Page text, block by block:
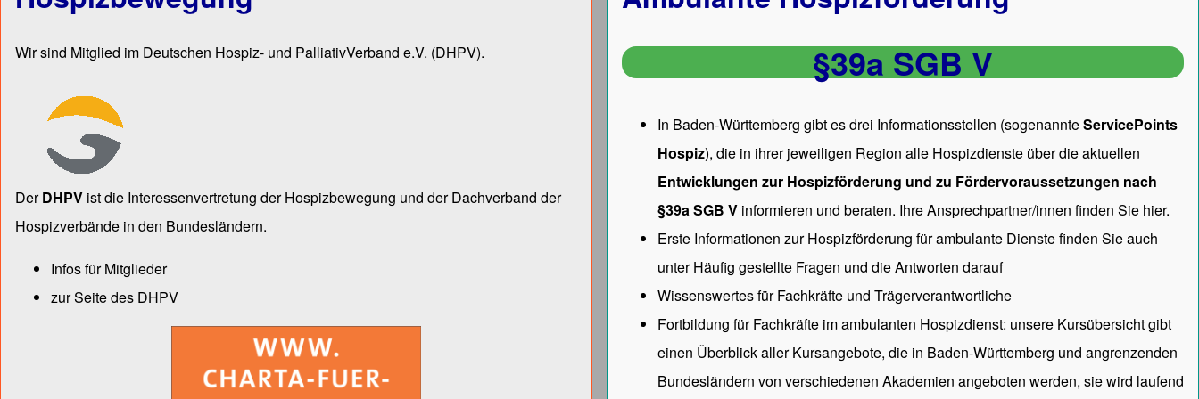
Wir sind Mitglied im Deutschen Hospiz- und PalliativVerband e.V. (DHPV).
DerDHPV ist die Inter­essen­ver­tre­tung der Hospiz­bewegung und der Dach­verband der
Hospiz­verbände in den Bun­des­län­dern.
Infos für Mitglieder
zur Seite des DHPV
§39a SGB V
In Baden-Württemberg gibt es drei Informationsstellen (sogenannteServicePoints
Hospiz), die in ihrer jeweiligen Region alle Hospizdienste über die aktuellen
Entwicklungen zur Hospizförderung und zu Fördervoraussetzungen nach
§39a SGB V informieren und beraten. Ihre Ansprechpartner/innen finden Sie hier.
Erste Informationen zur Hospizförderung für ambulante Dienste finden Sie auch
unterHäufig gestellte Fragen und die Antworten darauf
Wissenswertes für Fachkräfte und Trägerverantwortliche
Fortbildung für Fachkräfte im ambulanten Hospizdienst: unsere Kursübersichtgibt
einen Überblick aller Kursangebote, die in Baden-Württemberg und angrenzenden
Bundesländern von verschiedenen Akademien angeboten werden, sie wird laufend